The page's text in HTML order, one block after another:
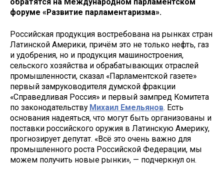
форуме «Развитие парламентаризма».
Российская продукция востребована на рынках стран
Латинской Америки, причём это не только нефть, газ
и удобрения, но и продукция машиностроения,
сельского хозяйства и обрабатывающих отраслей
промышленности, сказал «Парламентской газете»
первый замруководителя думской фракции
«Справедливая Россия» и первый зампред Комитета
по законодательству Михаил Емельянов. Есть
основания надеяться, что могут быть организованы и
поставки российского оружия в Латинскую Америку,
прогнозирует депутат. «Всё это очень важно для
промышленного роста Российской Федерации, мы
можем получить новые рынки», — подчеркнул он.